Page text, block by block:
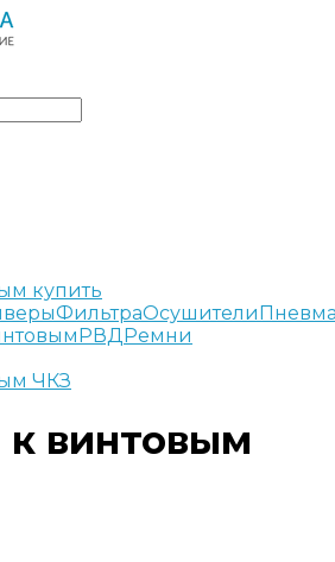
купить
ФильтраОсушители
РВДРемни
ЧКЗ
к винтовым